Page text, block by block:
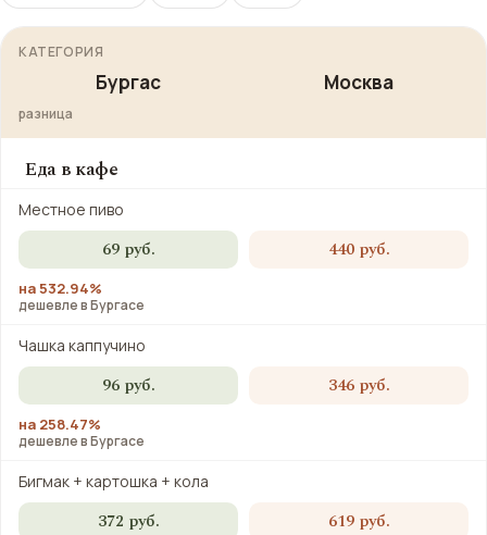
КАТЕГОРИЯ
Бургас Москва
разница
Еда в кафе
Местное пиво
69 руб. 440 руб.
на 532.94%
дешевле в Бургасе
Чашка каппучино
96 руб. 346 руб.
на 258.47%
дешевле в Бургасе
Бигмак + картошка + кола
372 руб. 619 руб.